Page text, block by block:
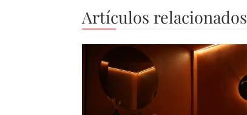
Artículos relacionados